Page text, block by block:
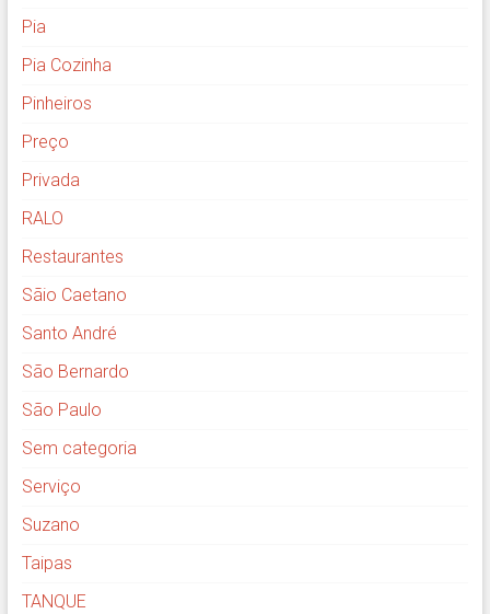
Pia
Pia Cozinha
Pinheiros
Preço
Privada
RALO
Restaurantes
Sãio Caetano
Santo André
São Bernardo
São Paulo
Sem categoria
Serviço
Suzano
Taipas
TANQUE